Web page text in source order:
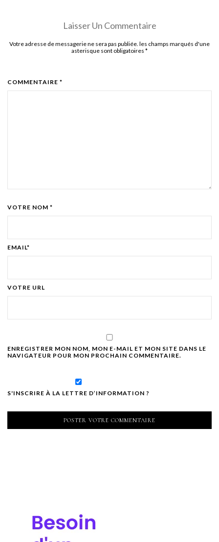
Laisser Un Commentaire
Votre adresse de messagerie ne sera pas publiée. les champs marqués d'une
asterisque sont obligatoires *
COMMENTAIRE *
VOTRE NOM *
EMAIL*
VOTRE URL
ENREGISTRER MON NOM, MON E-MAIL ET MON SITE DANS LE
NAVIGATEUR POUR MON PROCHAIN COMMENTAIRE.
S'INSCRIRE À LA LETTRE D’INFORMATION ?